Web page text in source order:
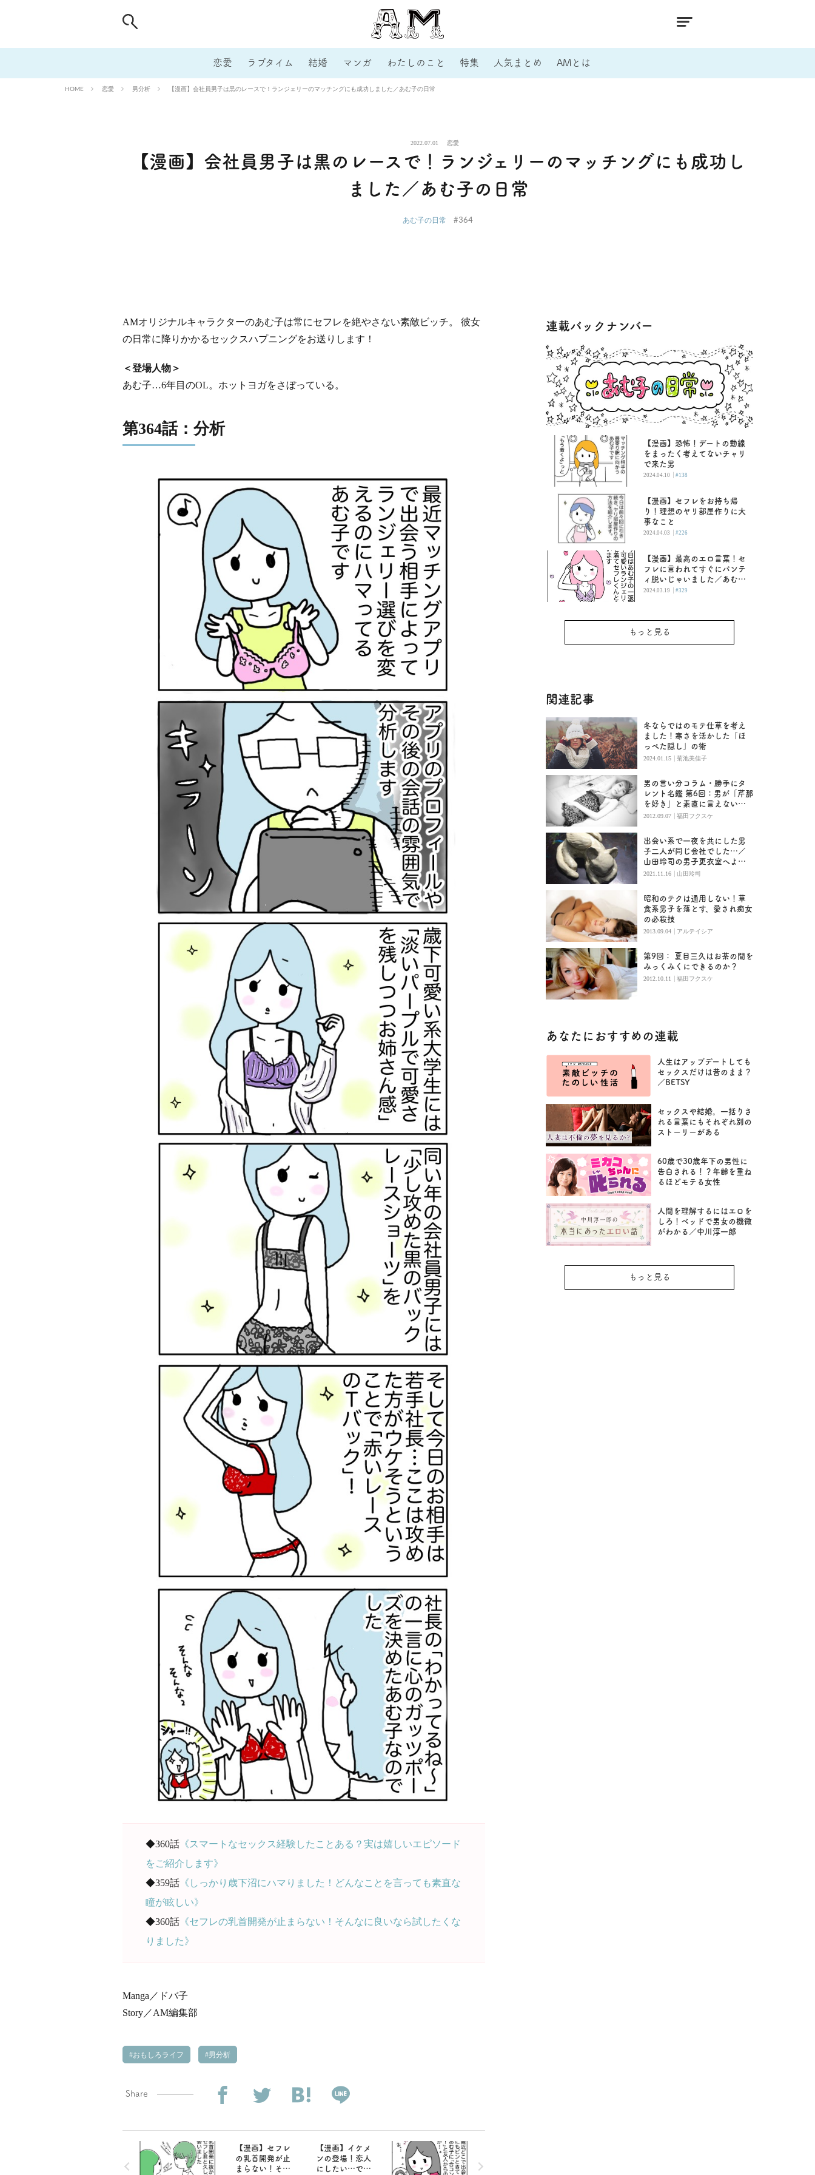
恋愛 ラブタイム 結婚 マンガ わたしのこと 特集 人気まとめ AMとは
HOME 恋愛 男分析 【漫画】会社員男子は黒のレースで！ランジェリーのマッチングにも成功しました／あむ子の日常
2022.07.01 恋愛
【漫画】会社員男子は黒のレースで！ランジェリーのマッチングにも成功し
ました／あむ子の日常
あむ子の日常 #364
AMオリジナルキャラクターのあむ子は常にセフレを絶やさない素敵ビッチ。 彼女
の日常に降りかかるセックスハプニングをお送りします！
＜登場人物＞
あむ子…6年目のOL。ホットヨガをさぼっている。
第364話：分析
◆360話《スマートなセックス経験したことある？実は嬉しいエピソード
をご紹介します》
◆359話《しっかり歳下沼にハマりました！どんなことを言っても素直な
瞳が眩しい》
◆360話《セフレの乳首開発が止まらない！そんなに良いなら試したくな
りました》
Manga／ドバ子
Story／AM編集部
おもしろライフ 男分析
Share
【漫画】セフレ
の乳首開発が止
まらない！そん
【漫画】イケメ
ンの登場！恋人
にしたい…でも
連載バックナンバー
【漫画】恐怖！デートの動線
をまったく考えてないチャリ
で来た男
2024.04.10 | #138
【漫画】セフレをお持ち帰
り！理想のヤリ部屋作りに大
事なこと
2024.04.03 | #226
【漫画】最高のエロ言葉！セ
フレに言われてすぐにパンテ
ィ脱いじゃいました／あむ子
の日常
2024.03.19 | #329
もっと見る
関連記事
冬ならではのモテ仕草を考え
ました！寒さを活かした「ほ
っぺた隠し」の術
2024.01.15 | 菊池美佳子
男の言い分コラム・勝手にタ
レント名鑑 第6回：男が「芹那
を好き」と素直に言えないい
くつかの理由
2012.09.07 | 福田フクスケ
出会い系で一夜を共にした男
子二人が同じ会社でした…／
山田玲司の男子更衣室へよう
こそ
2021.11.16 | 山田玲司
昭和のテクは通用しない！草
食系男子を落とす、愛され痴女
の必殺技
2013.09.04 | アルテイシア
第9回： 夏目三久はお茶の間を
みっくみくにできるのか？
2012.10.11 | 福田フクスケ
あなたにおすすめの連載
人生はアップデートしても
セックスだけは昔のまま？
／BETSY
セックスや結婚。一括りさ
れる言葉にもそれぞれ別の
ストーリーがある
60歳で30歳年下の男性に
告白される！？年齢を重ね
るほどモテる女性
人間を理解するにはエロを
しろ！ベッドで男女の機微
がわかる／中川淳一郎
もっと見る